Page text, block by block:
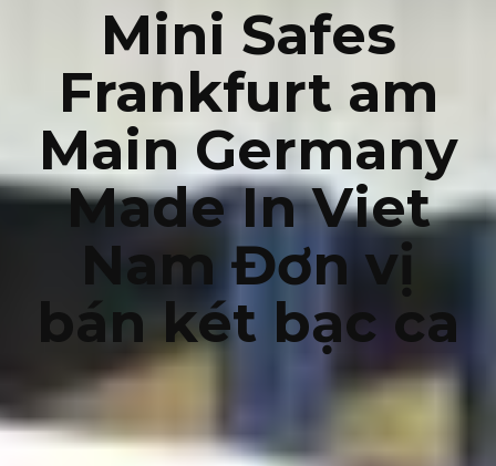
Mini Safes
Frankfurt am
Main Germany
Made In Viet
Nam Đơn vị
bán két bạc ca